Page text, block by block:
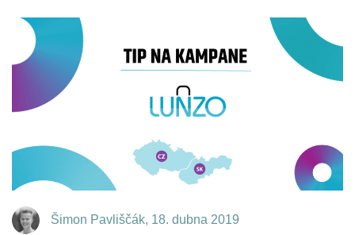
Šimon Pavliščák, 18. dubna 2019